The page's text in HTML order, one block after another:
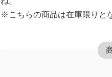
※こちらの商品は在庫限りと